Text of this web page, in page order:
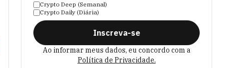
Crypto Deep (Semanal)
Crypto Daily (Diária)
Inscreva-se
Ao informar meus dados, eu concordo com a
Política de Privacidade.